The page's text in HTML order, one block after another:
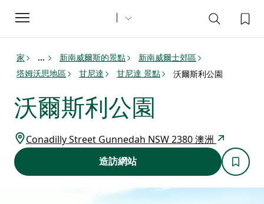
Toggle
navigation
家 ... 新南威爾斯的景點
新南威爾士郊區
塔姆沃思地區
甘尼達 甘尼達 景點 沃爾斯利公園
沃爾斯利公園
Conadilly Street Gunnedah NSW 2380 澳洲
造訪網站